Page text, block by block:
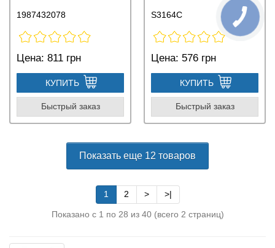
1987432078
Цена: 811 грн
КУПИТЬ
Быстрый заказ
S3164C
Цена: 576 грн
КУПИТЬ
Быстрый заказ
Показать еще 12 товаров
1 2 > >|
Показано с 1 по 28 из 40 (всего 2 страниц)